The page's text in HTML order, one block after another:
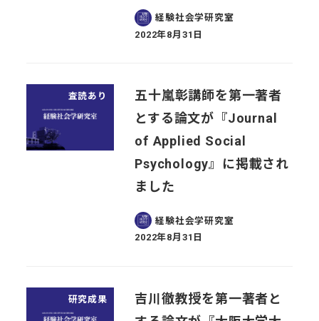
経験社会学研究室
投稿日
2022年8月31日
査読あり
五十嵐彰講師を第一著者
とする論文が『Journal
of Applied Social
Psychology』に掲載され
ました
経験社会学研究室
投稿日
2022年8月31日
研究成果
吉川徹教授を第一著者と